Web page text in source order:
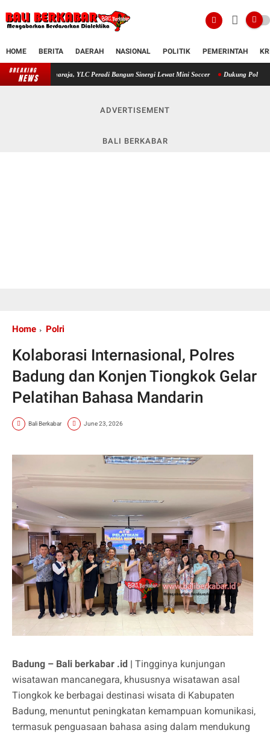
HOME BERITA DAERAH NASIONAL POLITIK PEMERINTAH
BREAKING
NEWS
YLC Peradi Bangun Sinergi Lewat Mini Soccer Dukung Polres Buleleng Raih
ADVERTISEMENT
BALI BERKABAR
Home Polri
Kolaborasi Internasional, Polres
Badung dan Konjen Tiongkok Gelar
Pelatihan Bahasa Mandarin
Bali Berkabar June 23, 2026
Badung – Bali berkabar .id | Tingginya kunjungan
wisatawan mancanegara, khususnya wisatawan asal
Tiongkok ke berbagai destinasi wisata di Kabupaten
Badung, menuntut peningkatan kemampuan komunikasi,
termasuk penguasaan bahasa asing dalam mendukung